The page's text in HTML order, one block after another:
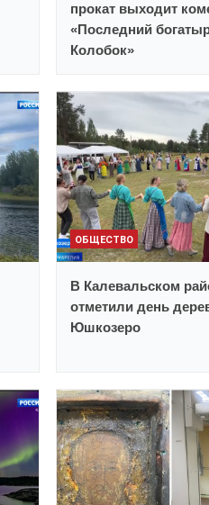
прокат выходит
«Последний
Колобок»
ОБЩЕСТВО
В Калевальском
отметили день
Юшкозеро